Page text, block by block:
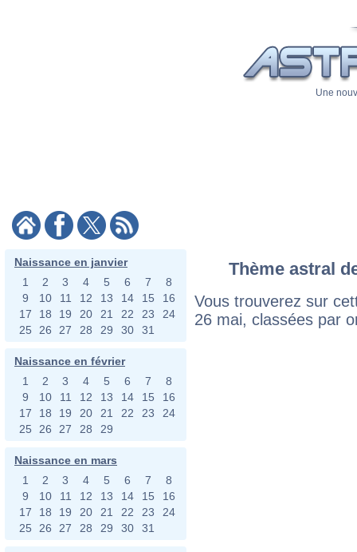
Une
Naissance en janvier
1
2 3 4 5 6 7
8
9
10 11 12 13 14 15
16
17
18 19 20 21 22 23
24
25
26 27 28 29 30 31
Naissance en février
1
2 3 4 5 6 7
8
9
10 11 12 13 14 15
16
17
18 19 20 21 22 23
24
25
26 27 28 29
Naissance en mars
1
2 3 4 5 6 7
8
9
10 11 12 13 14 15
16
17
18 19 20 21 22 23
24
25
26 27 28 29 30 31
Thème astral
Vous trouverez sur
26 mai, classées par